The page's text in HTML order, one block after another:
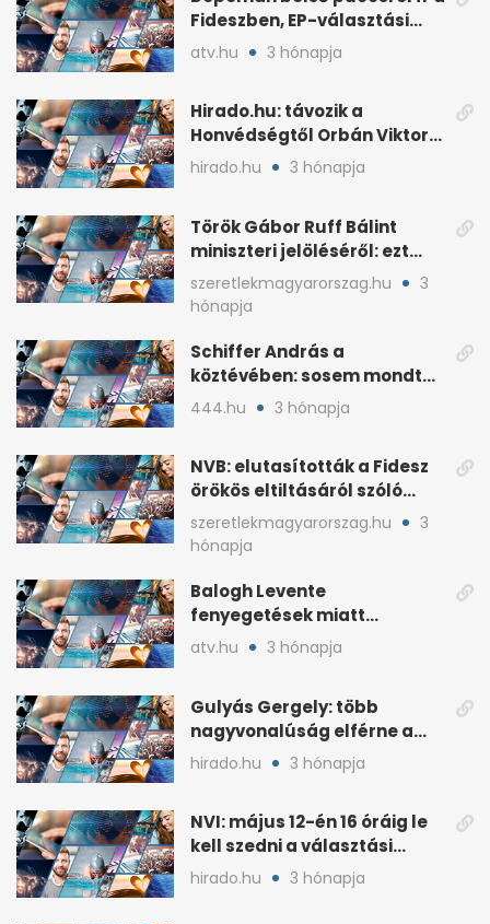
Fideszben, EP-választási
árral
atv.hu 3 hónapja
Hirado.hu: távozik a
Honvédségtől Orbán Viktor
fia, Orbán Gáspár
hirado.hu 3 hónapja
Török Gábor Ruff Bálint
miniszteri jelöléséről: ezt
írta a posztjában
szeretlekmagyarorszag.hu
3
hónapja
Schiffer András a
köztévében: sosem mondta,
ki fog nyerni
444.hu 3 hónapja
NVB: elutasították a Fidesz
örökös eltiltásáról szóló
népszavazást
szeretlekmagyarorszag.hu
3
hónapja
Balogh Levente
fenyegetések miatt
lemondta erdélyi előadás-
atv.hu 3 hónapja
Gulyás Gergely: több
nagyvonalúság elférne a
kétharmados győztesekben
hirado.hu 3 hónapja
NVI: május 12-én 16 óráig le
kell szedni a választási
plakátokat
hirado.hu 3 hónapja